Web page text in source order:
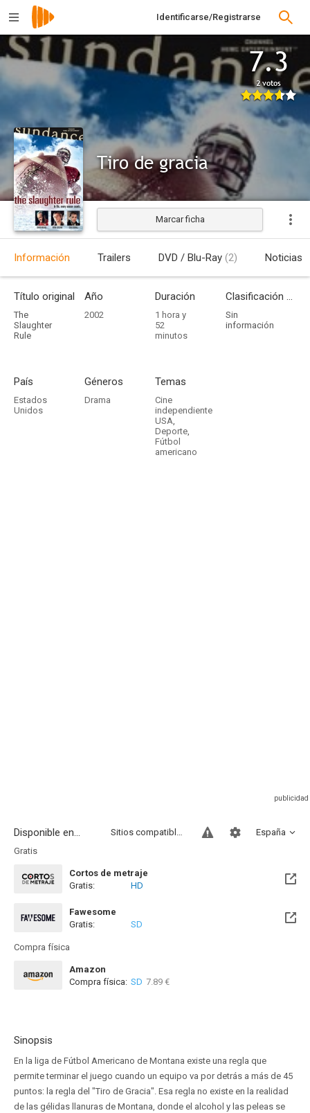
Identificarse/Registrarse
7.3
2 votos
Tiro de gracia
Estrenada
Marcar ficha
Información Trailers DVD / Blu-Ray (2) Noticias
Título original
The
Slaughter
Rule
Año
2002
Duración
1 hora y
52
minutos
Clasificación por edades
Sin
información
País
Estados
Unidos
Géneros
Drama
Temas
Cine
independiente
USA,
Deporte,
Fútbol
americano
Disponible en... España
Sitios compatibles
Gratis
Cortos de metraje
Gratis:
HD
Fawesome
Gratis:
SD
Compra física
Amazon
Compra física: SD 7.89 €
Sinopsis
En la liga de Fútbol Americano de Montana existe una regla que
permite terminar el juego cuando un equipo va por detrás a más de 45
puntos: la regla del "Tiro de Gracia". Esa regla no existe en la realidad
de las gélidas llanuras de Montana, donde el alcohol y las peleas se